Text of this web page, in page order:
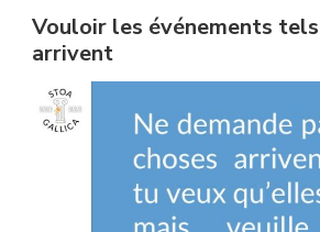
Vouloir les événements tels
arrivent